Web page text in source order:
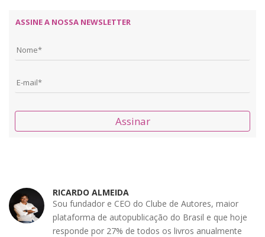
ASSINE A NOSSA NEWSLETTER
Assinar
RICARDO ALMEIDA
Sou fundador e CEO do Clube de Autores, maior
plataforma de autopublicação do Brasil e que hoje
responde por 27% de todos os livros anualmente